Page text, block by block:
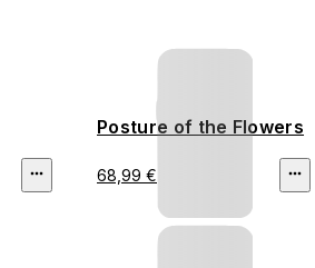
Posture of the Flowers
68,99 €